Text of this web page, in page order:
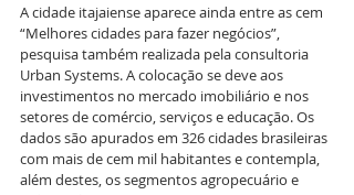
A cidade itajaiense aparece ainda entre as cem
“Melhores cidades para fazer negócios”,
pesquisa também realizada pela consultoria
Urban Systems. A colocação se deve aos
investimentos no mercado imobiliário e nos
setores de comércio, serviços e educação. Os
dados são apurados em 326 cidades brasileiras
com mais de cem mil habitantes e contempla,
além destes, os segmentos agropecuário e